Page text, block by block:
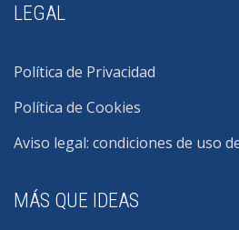
LEGAL
Política de Privacidad
Política de Cookies
Aviso legal: condiciones de uso
MÁS QUE IDEAS